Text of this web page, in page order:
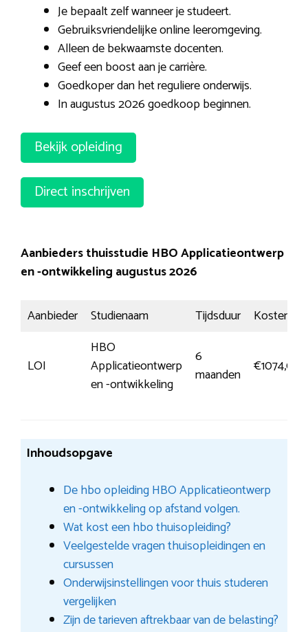
Je bepaalt zelf wanneer je studeert.
Gebruiksvriendelijke online leeromgeving.
Alleen de bekwaamste docenten.
Geef een boost aan je carrière.
Goedkoper dan het reguliere onderwijs.
In augustus 2026 goedkoop beginnen.
Bekijk opleiding
Direct inschrijven
Aanbieders thuisstudie HBO Applicatieontwerp
en -ontwikkeling augustus 2026
Aanbieder Studienaam Tijdsduur Kosten
LOI
HBO
Applicatieontwerp
en -ontwikkeling
6
maanden
€1074,00
Inhoudsopgave
De hbo opleiding HBO Applicatieontwerp
en -ontwikkeling op afstand volgen.
Wat kost een hbo thuisopleiding?
Veelgestelde vragen thuisopleidingen en
cursussen
Onderwijsinstellingen voor thuis studeren
vergelijken
Zijn de tarieven aftrekbaar van de belasting?